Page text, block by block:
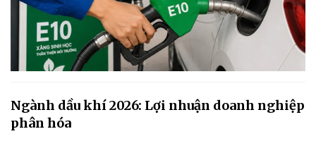
Ngành dầu khí 2026: Lợi nhuận doanh nghiệp
phân hóa